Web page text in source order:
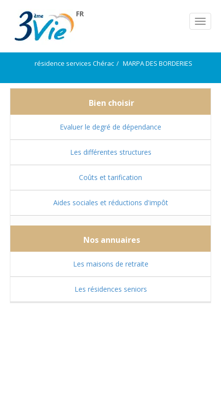
FR
résidence services Chérac MARPA DES BORDERIES
Bien choisir
Evaluer le degré de dépendance
Les différentes structures
Coûts et tarification
Aides sociales et réductions d'impôt
Nos annuaires
Les maisons de retraite
Les résidences seniors